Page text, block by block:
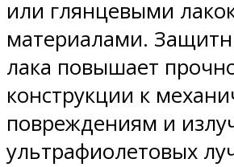
или глянцевыми
материалами.
лака повышает
конструкции к
повреждениям и
ультрафиолетовых